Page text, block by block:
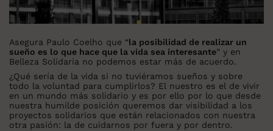
Asegura Paulo Coelho que “la posibilidad de realizar un
sueño es lo que hace que la vida sea interesante” y en
Belleza Solidaria no podemos estar más de acuerdo.
¿Qué sería de la vida si no tuviéramos sueños y sobre
todo la voluntad para cumplirlos? El nuestro es el de vivir
en un mundo más solidario y es por ello por lo que desde
nuestra humilde posición queremos dar visibilidad a los
proyectos solidarios que están relacionados con nuestra
otra pasión: la de cuidarnos por fuera y por dentro.